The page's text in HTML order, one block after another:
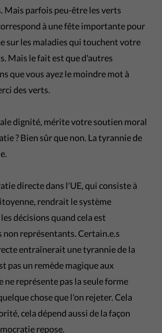
Mais parfois peu-être les verts
à une fête importante pour
sur les maladies qui touchent votre
Mais le fait est que d'autres
que vous ayez le moindre mot à
des verts.
dignité, mérite votre soutien moral
? Bien sûr que non. La tyrannie de
directe dans l'UE, qui consiste à
rendrait le système
décisions quand cela est
représentants. Certain.e.s
entraînerait une tyrannie de la
pas un remède magique aux
représente pas la seule forme
chose que l'on rejeter. Cela
cela dépend aussi de la façon
repose.